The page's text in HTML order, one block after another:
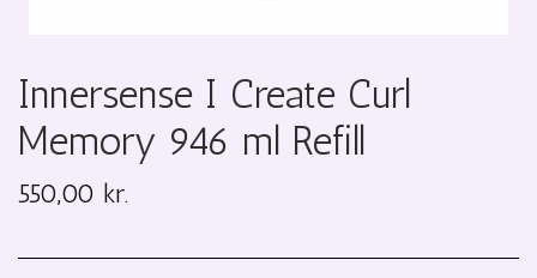
Innersense I Create Curl
Memory 946 ml Refill
550,00 kr.